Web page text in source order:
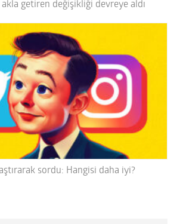
akla getiren değişikliği devreye aldı
sordu: Hangisi daha iyi?